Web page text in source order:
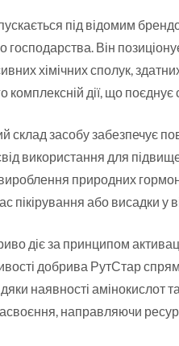
під відомим
господарства. Він
хімічних сполук,
комплексній дії, що
склад засобу забезпечує
використання для
природних
пікірування або висадки у
діє за принципом
добрива РутСтар
наявності амінокислот
засвоєння, направляючи